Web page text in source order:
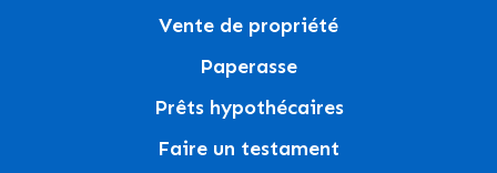
Vente de propriété
Paperasse
Prêts hypothécaires
Faire un testament